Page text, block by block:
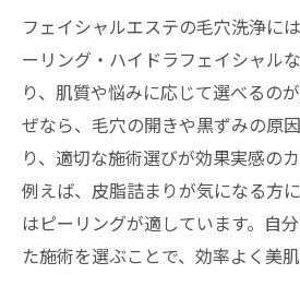
フェイシャルエステの毛穴洗浄に
ーリング・ハイドラフェイシャル
り、肌質や悩みに応じて選べるの
ぜなら、毛穴の開きや黒ずみの原
り、適切な施術選びが効果実感の
例えば、皮脂詰まりが気になる方
はピーリングが適しています。自
た施術を選ぶことで、効率よく美肌